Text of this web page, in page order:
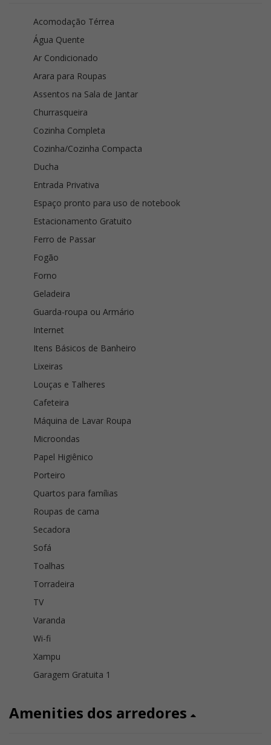
Acomodação Térrea
Água Quente
Ar Condicionado
Arara para Roupas
Assentos na Sala de Jantar
Churrasqueira
Cozinha Completa
Cozinha/Cozinha Compacta
Ducha
Entrada Privativa
Espaço pronto para uso de notebook
Estacionamento Gratuito
Ferro de Passar
Fogão
Forno
Geladeira
Guarda-roupa ou Armário
Internet
Itens Básicos de Banheiro
Lixeiras
Louças e Talheres
Cafeteira
Máquina de Lavar Roupa
Microondas
Papel Higiênico
Porteiro
Quartos para famílias
Roupas de cama
Secadora
Sofá
Toalhas
Torradeira
TV
Varanda
Wi-fi
Xampu
Garagem Gratuita 1
Amenities dos arredores